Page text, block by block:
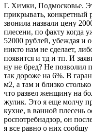
Г. Химки, Подмосковье.
прикрывать, конкретный
звонила назвали цену
плесени, по факту когда
52000 рублей, убеждая и
никто нам не сделает,
появится и тд и тп. И
ну не бред? Не позволил
так дороже на 6%. В
м2, а там и близко
что развел женщину на
жулик. Это я еще молчу
кухне, в ванной плесень
роспотребнадзор, он
я все равно о них сообщу